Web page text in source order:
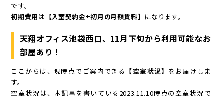
です。
初期費用は 【入室契約金+初月の月額賃料】 になります。
天翔オフィス池袋西口、11月下旬から利用可能なお
部屋あり！
ここからは、現時点でご案内できる 【空室状況】 をお届けしま
す。
空室状況は、本記事を書いている2023.11.10時点の空室状況で